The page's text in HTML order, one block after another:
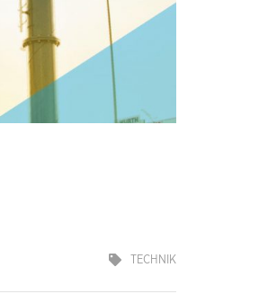
TECHNIK